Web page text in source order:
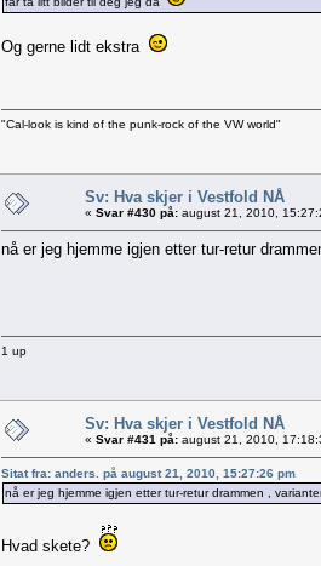
Og gerne lidt ekstra
"Cal-look is kind of the punk-rock of the VW world"
Sv: Hva skjer i Vestfold NÅ
« Svar #430 på: august 21, 2010,
nå er jeg hjemme igjen etter tur-retur
1 up
Sv: Hva skjer i Vestfold NÅ
« Svar #431 på: august 21, 2010,
Sitat fra: anders. på august 21, 2010, 15:27:26 pm
nå er jeg hjemme igjen etter tur-retur drammen ,
Hvad skete?